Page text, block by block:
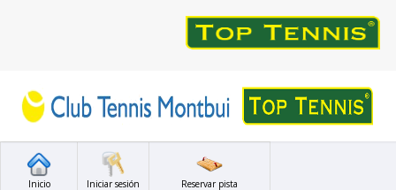
Inicio Iniciar sesión Reservar pista